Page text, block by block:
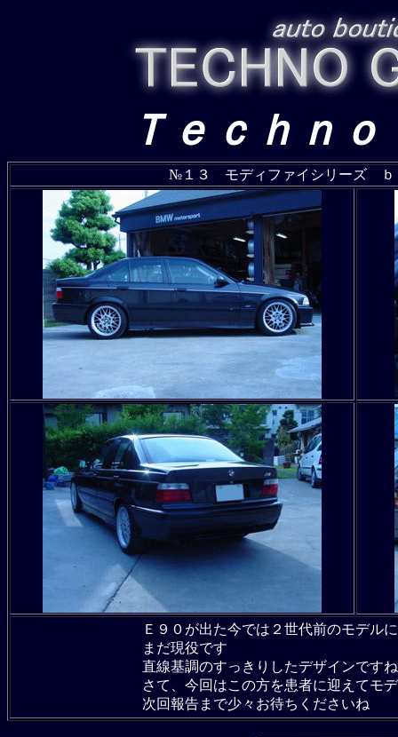
Ｔｅｃｈｎ
№１３ モディファイシリーズ
Ｅ９０が出た今では２世代前のモデル
まだ現役です
直線基調のすっきりしたデザインですね
さて、今回はこの方を患者に迎えてモ
次回報告まで少々お待ちくださいね